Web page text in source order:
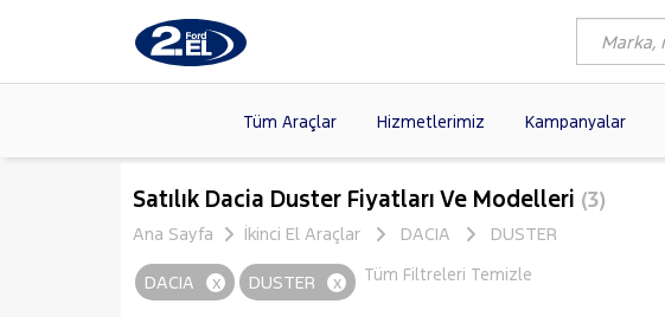
Tüm Araçlar Hizmetlerimiz Kampanyalar
Markalar >
Modeller >
Kasalar
FORD(876)
VOLKSWAGEN
CITROEN
Satılık Dacia Duster Fiyatları Ve Modelleri (3)
Ana Sayfa
İkinci El Araçlar DACIA DUSTER
Tüm Filtreleri Temizle
DACIA x DUSTER x